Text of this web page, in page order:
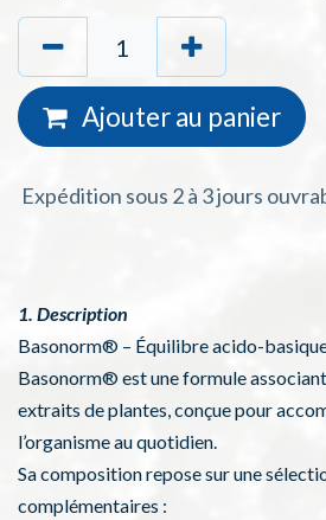
Ajouter au panier
Expédition sous 2 à 3 jours
1. Description
Basonorm® – Équilibre acido-
Basonorm® est une formule
extraits de plantes, conçue pour
l’organisme au quotidien.
Sa composition repose sur une
complémentaires :